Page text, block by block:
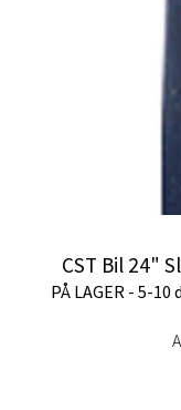
CST Bil 24"
PÅ LAGER - 5-